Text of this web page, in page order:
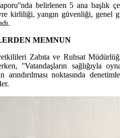
belirlenen 5 ana başlık
kirliliği, yangın güvenliği, genel
MEMNUN
Zabıta ve Ruhsat
''Vatandaşların sağlığıyla
noktasında